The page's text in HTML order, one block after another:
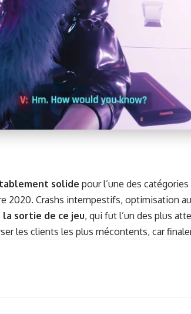
solide pour l’une des
2020. Crashs intem­pes­tifs, opti­mi­sa­tion
sor­tie de ce jeu, qui fut l’un des plus
les clients les plus mécon­tents, car